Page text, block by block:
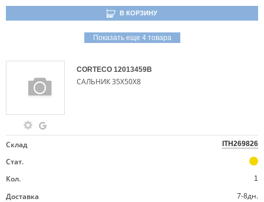
В КОРЗИНУ
Показать еще 4 товара
CORTECO 12013459B
САЛЬНИК 35Х50Х8
Склад ITH269826
Стат.
Кол.
1
Доставка
7-8дн.